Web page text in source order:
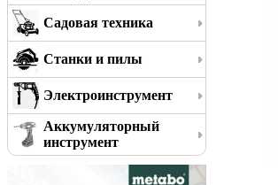
Садовая техника
Станки и пилы
Электроинструмент
Аккумуляторный
инструмент